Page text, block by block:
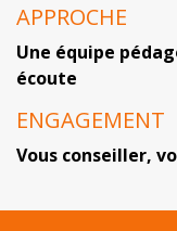
APPROCHE
Une équipe
écoute
ENGAGEMENT
Vous conseiller,